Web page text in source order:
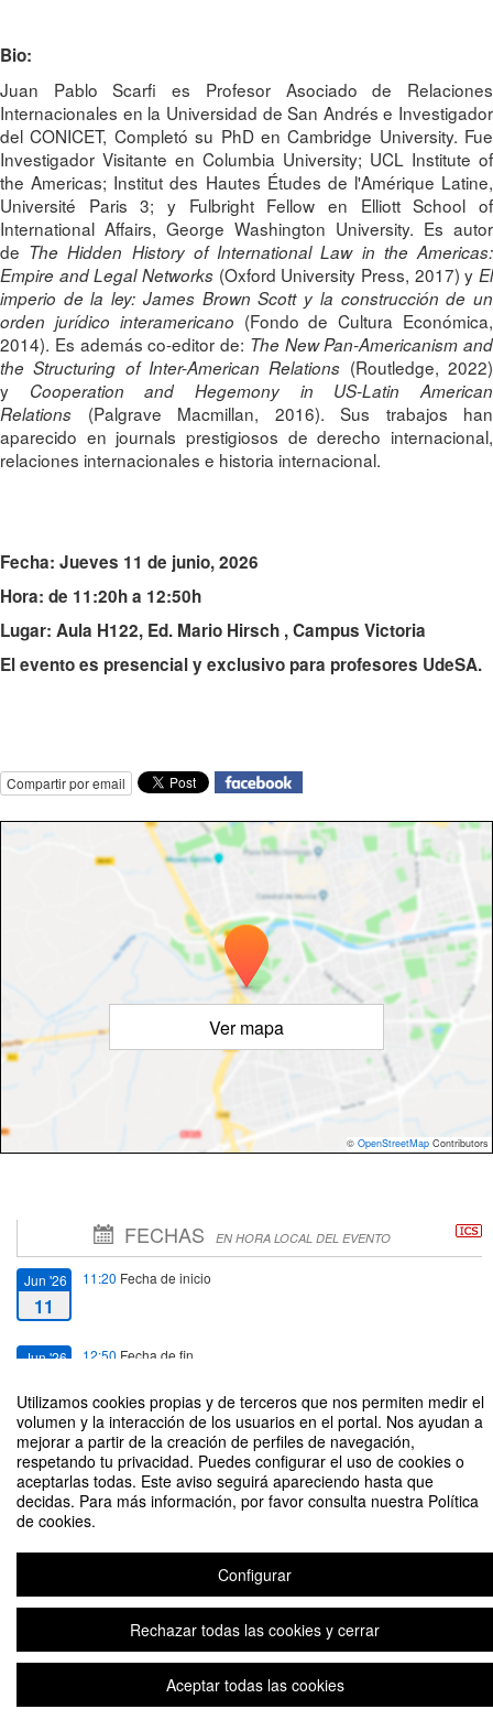
Utilizamos cookies propias y de terceros que nos permiten medir el
volumen y la interacción de los usuarios en el portal. Nos ayudan a
mejorar a partir de la creación de perfiles de navegación,
respetando tu privacidad. Puedes configurar el uso de cookies o
aceptarlas todas. Este aviso seguirá apareciendo hasta que
decidas. Para más información, por favor consulta nuestra Política
de cookies.
Configurar
Rechazar todas las cookies y cerrar
Aceptar todas las cookies
Bio:
Juan Pablo Scarfi es Profesor Asociado de Relaciones
Internacionales en la Universidad de San Andrés e Investigador
del CONICET, Completó su PhD en Cambridge University. Fue
Investigador Visitante en Columbia University; UCL Institute of
the Americas; Institut des Hautes Études de l'Amérique Latine,
Université Paris 3; y Fulbright Fellow en Elliott School of
International Affairs, George Washington University. Es autor
de The Hidden History of International Law in the Americas:
Empire and Legal Networks (Oxford University Press, 2017) y El
imperio de la ley: James Brown Scott y la construcción de un
orden jurídico interamericano (Fondo de Cultura Económica,
2014). Es además co-editor de: The New Pan-Americanism and
the Structuring of Inter-American Relations (Routledge, 2022)
y Cooperation and Hegemony in US-Latin American
Relations (Palgrave Macmillan, 2016). Sus trabajos han
aparecido en journals prestigiosos de derecho internacional,
relaciones internacionales e historia internacional.
Fecha: Jueves 11 de junio, 2026
Hora: de 11:20h a 12:50h
Lugar: Aula H122, Ed. Mario Hirsch ,Campus Victoria
El evento es presencial y exclusivo para profesores UdeSA.
Compartir por email
Ver mapa
© OpenStreetMap Contributors
FECHAS EN HORA LOCAL DEL EVENTO
Jun '26
11
11:20 Fecha de inicio
Jun '26 12:50 Fecha de fin
JOB-TALK: "Tradiciones y perspectivas actuales sobre el derecho
internacional y los derechos humanos en América Latina"
Aviso legal|Contacto
Plataforma de organización de eventos Symposium
Copyright © 2026